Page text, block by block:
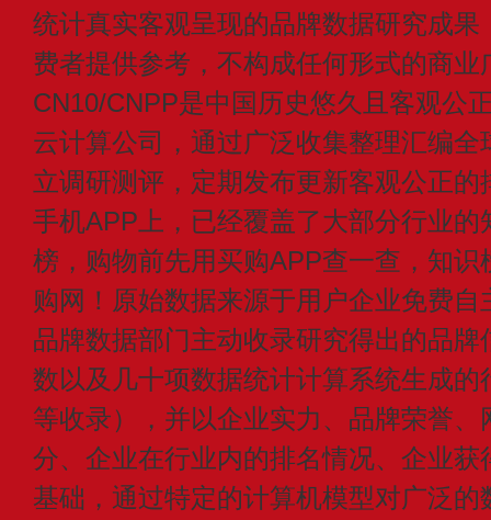
统计真实客观呈现的品牌数据研究成
费者提供参考，不构成任何形式的商业
CN10/CNPP是中国历史悠久且客观公
云计算公司，通过广泛收集整理汇编
立调研测评，定期发布更新客观公正
手机APP上，已经覆盖了大部分行业
榜，购物前先用买购APP查一查，知
购网！原始数据来源于用户企业免费
品牌数据部门主动收录研究得出的品
数以及几十项数据统计计算系统生成
等收录），并以企业实力、品牌荣誉
分、企业在行业内的排名情况、企业
基础，通过特定的计算机模型对广泛